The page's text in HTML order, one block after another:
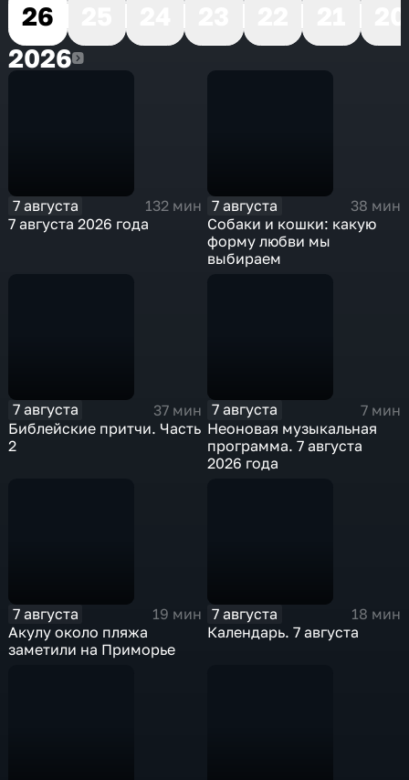
26
20262026
7 августа
132 мин
7 августа 2026 года
7 августа
38 мин
Собаки и кошки: какую
форму любви мы
выбираем
7 августа
37 мин
Библейские притчи. Часть
2
7 августа
7 мин
Неоновая музыкальная
программа. 7 августа
2026 года
7 августа
19 мин
Акулу около пляжа
заметили на Приморье
7 августа
18 мин
Календарь. 7 августа